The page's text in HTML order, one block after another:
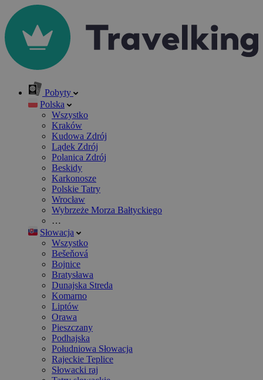
Pobyty
Polska
Wszystko
Kraków
Kudowa Zdrój
Lądek Zdrój
Polanica Zdrój
Beskidy
Karkonosze
Polskie Tatry
Wrocław
Wybrzeże Morza Bałtyckiego
…
Słowacja
Wszystko
Bešeňová
Bojnice
Bratysława
Dunajska Streda
Komarno
Liptów
Orawa
Pieszczany
Podhajska
Południowa Słowacja
Rajeckie Teplice
Słowacki raj